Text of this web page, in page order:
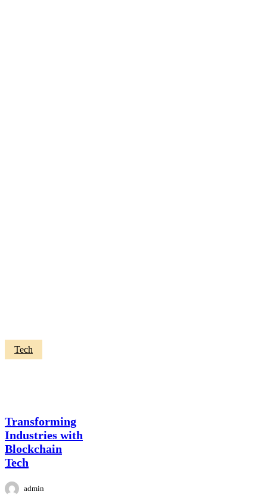
Transforming
Industries
Tech
Transforming
Industries with
Blockchain
Tech
admin